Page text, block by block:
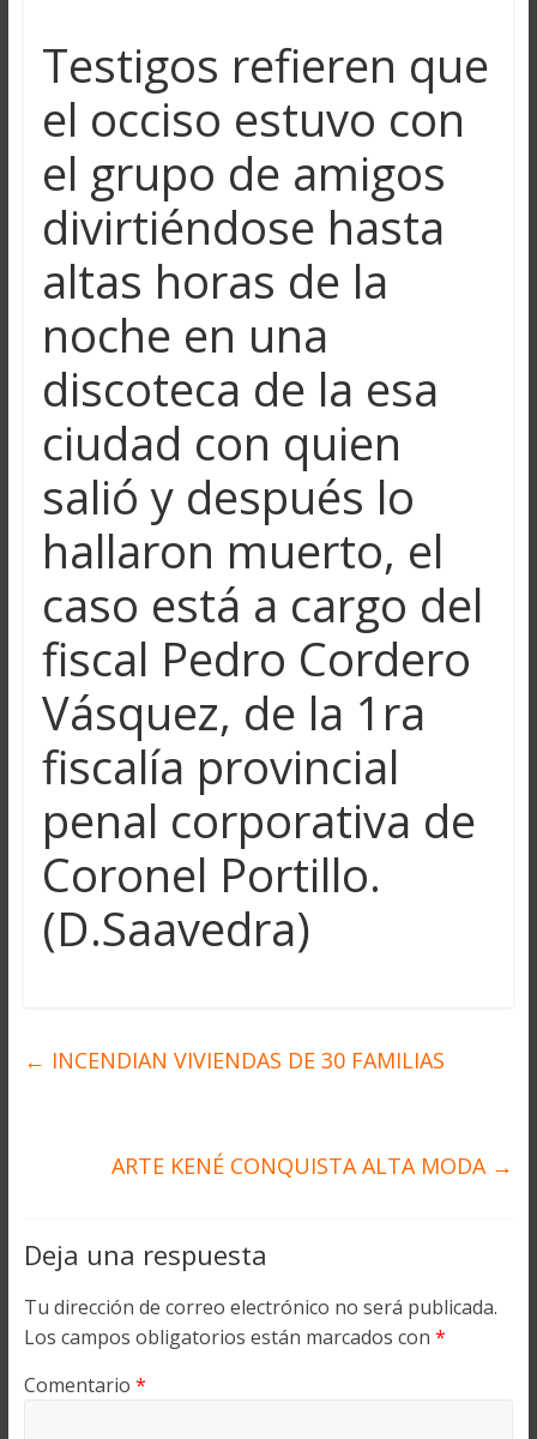
Testigos refieren que
el occiso estuvo con
el grupo de amigos
divirtiéndose hasta
altas horas de la
noche en una
discoteca de la esa
ciudad con quien
salió y después lo
hallaron muerto, el
caso está a cargo del
fiscal Pedro Cordero
Vásquez, de la 1ra
fiscalía provincial
penal corporativa de
Coronel Portillo.
(D.Saavedra)
← INCENDIAN VIVIENDAS DE 30 FAMILIAS
ARTE KENÉ CONQUISTA ALTA MODA →
Deja una respuesta
Tu dirección de correo electrónico no será publicada.
Los campos obligatorios están marcados con *
Comentario *